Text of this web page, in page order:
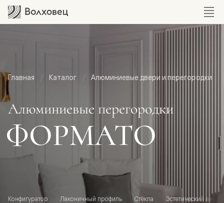
Главная Каталог Алюминиевые двери и перегородки
Алюминиевые перегородки
ФОРМАТО
Конфигуратор Лаконичный профиль Стёкла Эстетический